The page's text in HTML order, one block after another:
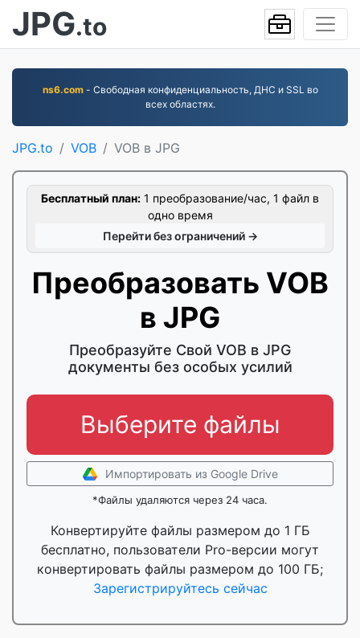
JPG.to
ns6.com- Свободная конфиденциальность, ДНС и SSL во
всех областях.
JPG.to VOB VOB в JPG
Бесплатный план: 1 преобразование/час, 1 файл в
одно время
Перейти без ограничений →
Преобразовать VOB
в JPG
Преобразуйте Свой VOB в JPG
документы без особых усилий
Выберите файлы
Импортировать из Google Drive
*Файлы удаляются через 24 часа.
Конвертируйте файлы размером до 1 ГБ
бесплатно, пользователи Pro-версии могут
конвертировать файлы размером до 100 ГБ;
Зарегистрируйтесь сейчас